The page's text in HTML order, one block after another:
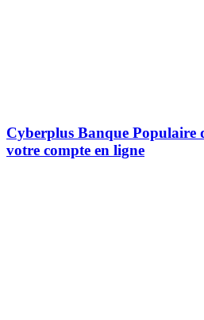
Cyberplus Banque Populaire
votre compte en ligne